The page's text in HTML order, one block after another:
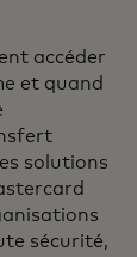
accéder
et quand
solutions
sécurité,